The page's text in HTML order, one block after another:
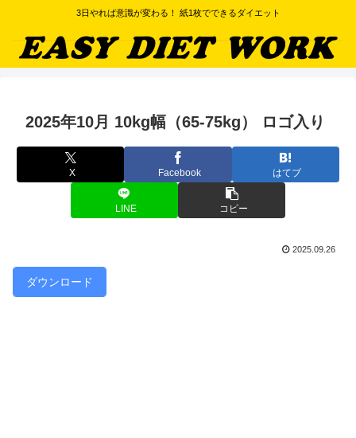
3日やれば意識が変わる！ 紙1枚でできるダイエット
2025年10月 10kg幅（65-75kg） ロゴ入り
X Facebook はてブ
LINE コピー
2025.09.26
ダウンロード